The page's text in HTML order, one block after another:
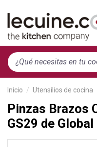
Inicio Utensilios de cocina
Pinzas Brazos
GS29 de Global